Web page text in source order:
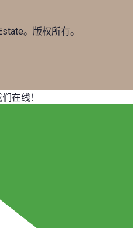
。版权所有。
在线！